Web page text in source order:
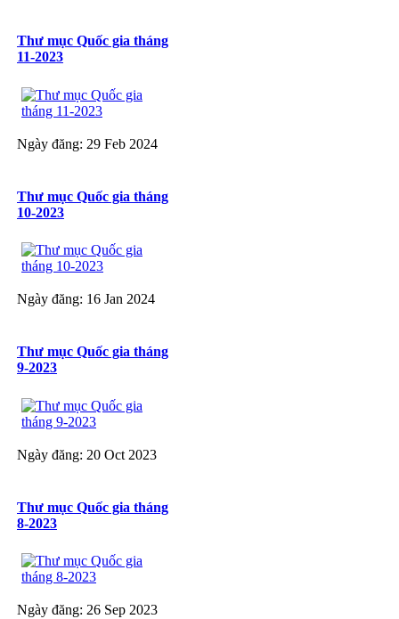
Thư mục Quốc gia tháng
11-2023
Ngày đăng: 29 Feb 2024
Thư mục Quốc gia tháng
10-2023
Ngày đăng: 16 Jan 2024
Thư mục Quốc gia tháng
9-2023
Ngày đăng: 20 Oct 2023
Thư mục Quốc gia tháng
8-2023
Ngày đăng: 26 Sep 2023